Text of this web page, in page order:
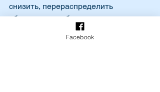
снизить, перераспределить
общественное благо, то для этого
есть другие инструменты, в том
числе налоги, взимаемые через
Facebook